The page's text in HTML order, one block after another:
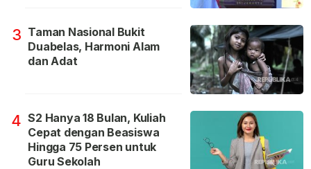
3 Taman Nasional Bukit
Duabelas, Harmoni Alam
dan Adat
4 S2 Hanya 18 Bulan, Kuliah
Cepat dengan Beasiswa
Hingga 75 Persen untuk
Guru Sekolah